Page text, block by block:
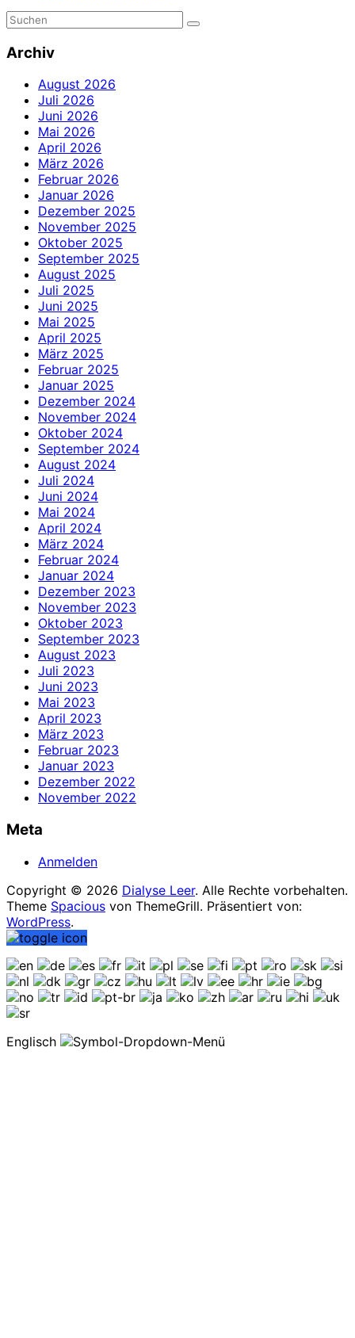
Archiv
August 2026
Juli 2026
Juni 2026
Mai 2026
April 2026
März 2026
Februar 2026
Januar 2026
Dezember 2025
November 2025
Oktober 2025
September 2025
August 2025
Juli 2025
Juni 2025
Mai 2025
April 2025
März 2025
Februar 2025
Januar 2025
Dezember 2024
November 2024
Oktober 2024
September 2024
August 2024
Juli 2024
Juni 2024
Mai 2024
April 2024
März 2024
Februar 2024
Januar 2024
Dezember 2023
November 2023
Oktober 2023
September 2023
August 2023
Juli 2023
Juni 2023
Mai 2023
April 2023
März 2023
Februar 2023
Januar 2023
Dezember 2022
November 2022
Meta
Anmelden
Copyright © 2026 Dialyse Leer. Alle Rechte vorbehalten.
Theme Spacious von ThemeGrill. Präsentiert von:
WordPress.
Englisch